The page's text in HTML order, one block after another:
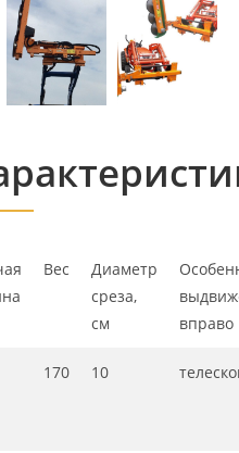
Вес
Диаметр
среза,
см
вправо
170 10